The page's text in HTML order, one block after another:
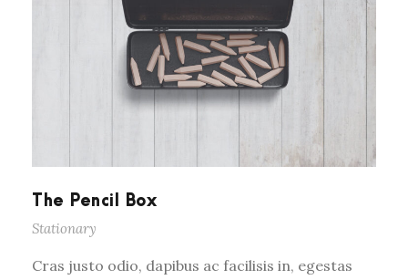
The Pencil Box
Stationary
Cras justo odio, dapibus ac facilisis in, egestas